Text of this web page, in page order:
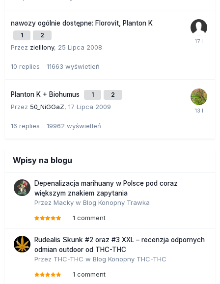
nawozy ogólnie dostępne: Florovit, Planton K
1 2
Przez zielllony, 25 Lipca 2008
10 replies 11663 wyświetleń
Planton K + Biohumus 1 2
Przez 50_NiGGaZ, 17 Lipca 2009
16 replies 19962 wyświetleń
Wpisy na blogu
Depenalizacja marihuany w Polsce pod coraz
większym znakiem zapytania
Przez Macky w Blog Konopny Trawka
1 comment
Rudealis Skunk #2 oraz #3 XXL – recenzja odpornych
odmian outdoor od THC-THC
Przez THC-THC w Blog Konopny THC-THC
1 comment